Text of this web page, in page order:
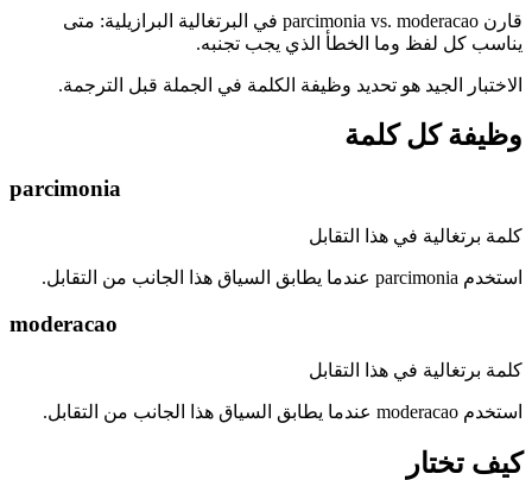
قارن parcimonia vs. moderacao في البرتغالية البرازيلية: متى
يناسب كل لفظ وما الخطأ الذي يجب تجنبه.
الاختبار الجيد هو تحديد وظيفة الكلمة في الجملة قبل الترجمة.
وظيفة كل كلمة
parcimonia
كلمة برتغالية في هذا التقابل
استخدم parcimonia عندما يطابق السياق هذا الجانب من التقابل.
moderacao
كلمة برتغالية في هذا التقابل
استخدم moderacao عندما يطابق السياق هذا الجانب من التقابل.
كيف تختار